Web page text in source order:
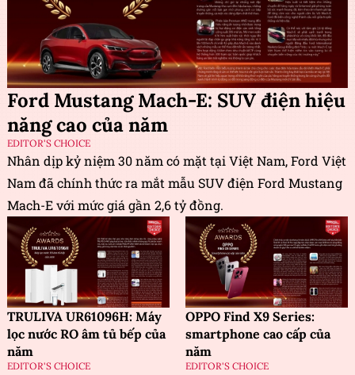
Ford Mustang Mach-E: SUV điện hiệu
năng cao của năm
EDITOR'S CHOICE
Nhân dịp kỷ niệm 30 năm có mặt tại Việt Nam, Ford Việt
Nam đã chính thức ra mắt mẫu SUV điện Ford Mustang
Mach-E với mức giá gần 2,6 tỷ đồng.
TRULIVA UR61096H: Máy
lọc nước RO âm tủ bếp của
năm
EDITOR'S CHOICE
OPPO Find X9 Series:
smartphone cao cấp của
năm
EDITOR'S CHOICE